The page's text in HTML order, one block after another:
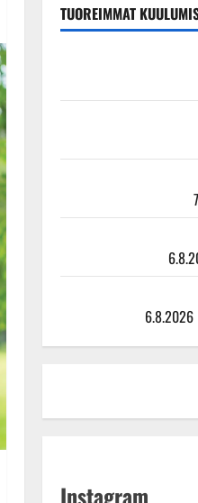
TUOREIMMAT
6.8.2026
Instagram